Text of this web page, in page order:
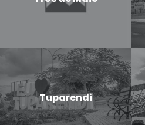
Tuparendi